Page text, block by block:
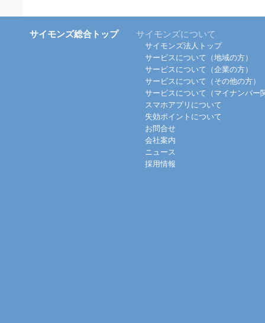
サイモンズ総合トップ サイモンズについて
サイモンズ法人トップ
サービスについて（地域の方）
サービスについて（企業の方）
サービスについて（その他の方）
サービスについて（マイナンバー
スマホアプリについて
失効ポイントについて
お問合せ
会社案内
ニュース
採用情報